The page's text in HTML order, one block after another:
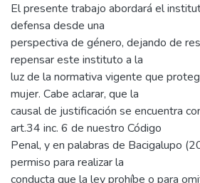
El presente trabajo abordará el
defensa desde una
perspectiva de género, dejando de
repensar este instituto a la
luz de la normativa vigente que
mujer. Cabe aclarar, que la
causal de justificación se encuentra
art.34 inc. 6 de nuestro Código
Penal, y en palabras de Bacigalupo
permiso para realizar la
conducta que la ley prohíbe o para